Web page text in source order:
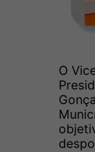
O